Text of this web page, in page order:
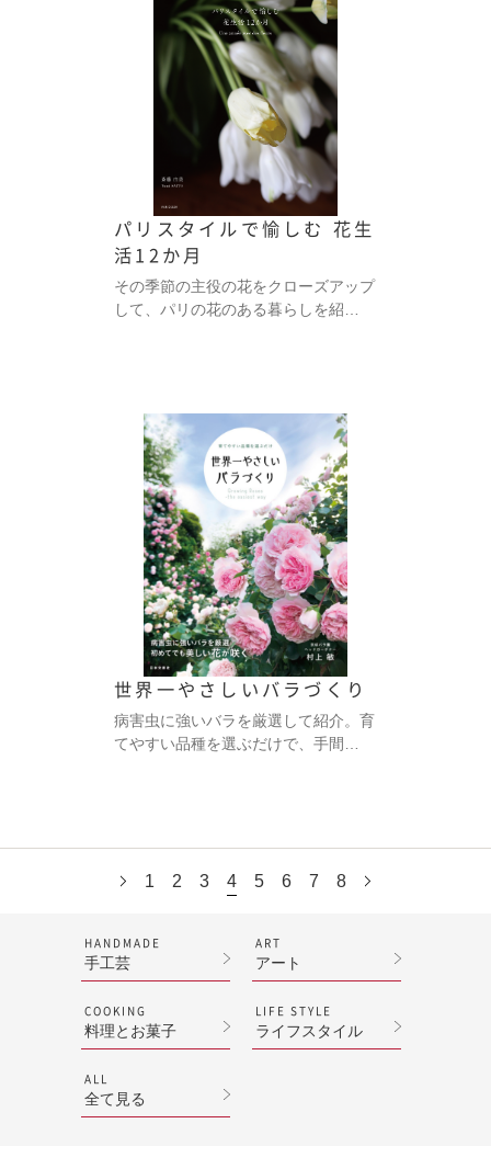
パリスタイルで愉しむ 花生
活12か月
その季節の主役の花をクローズアップ
して、パリの花のある暮らしを紹…
世界一やさしいバラづくり
病害虫に強いバラを厳選して紹介。育
てやすい品種を選ぶだけで、手間…
1 2 3 4 5 6 7 8
HANDMADE
手工芸
ART
アート
COOKING
料理とお菓子
LIFE STYLE
ライフスタイル
ALL
全て見る